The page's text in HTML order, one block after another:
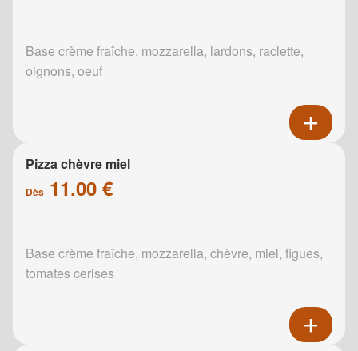
Base crème fraîche, mozzarella, lardons, raclette,
oignons, oeuf
Pizza chèvre miel
Dès 11.00 €
Base crème fraîche, mozzarella, chèvre, miel, figues,
tomates cerises